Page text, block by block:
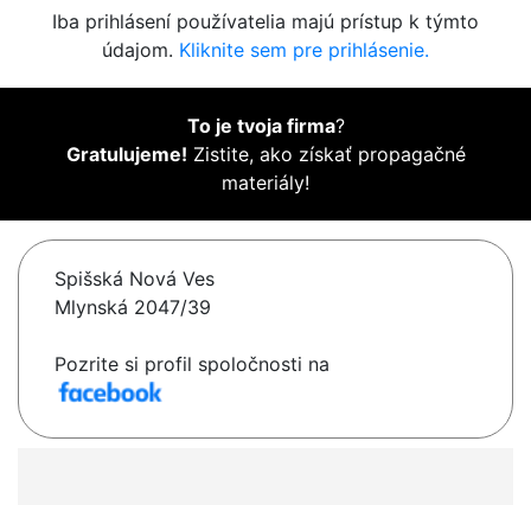
Iba prihlásení používatelia majú prístup k týmto
údajom. Kliknite sem pre prihlásenie.
To je tvoja firma?
Gratulujeme! Zistite, ako získať propagačné
materiály!
Spišská Nová Ves
Mlynská 2047/39
Pozrite si profil spoločnosti na